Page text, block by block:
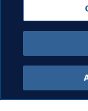
¡No podíamos
Trofeo de la